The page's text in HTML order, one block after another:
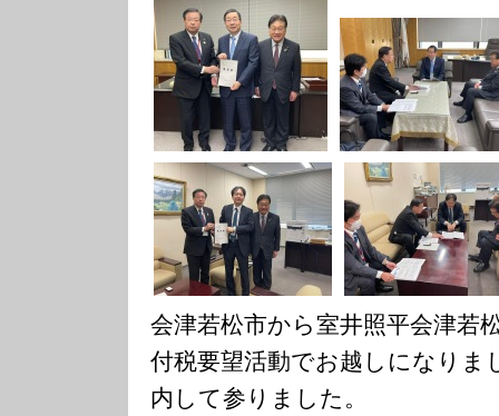
会津若松市から室井照平会津若
付税要望活動でお越しになりま
内して参りました。